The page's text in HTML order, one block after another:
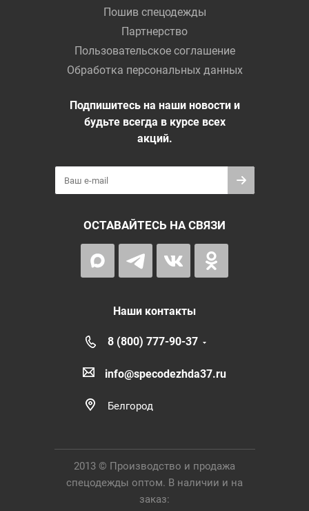
Пошив спецодежды
Партнерство
Пользовательское соглашение
Обработка персональных данных
Подпишитесь на наши новости и
будьте всегда в курсе всех
акций.
ОСТАВАЙТЕСЬ НА СВЯЗИ
Наши контакты
8 (800) 777-90-37
info@specodezhda37.ru
Белгород
2013 © Производство и продажа
спецодежды оптом. В наличии и на
заказ: